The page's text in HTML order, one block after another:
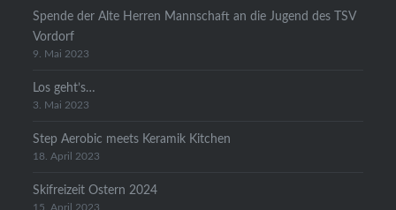
Spende der Alte Herren Mannschaft an die Jugend des TSV
Vordorf
9. Mai 2023
Los geht’s…
3. Mai 2023
Step Aerobic meets Keramik Kitchen
18. April 2023
Skifreizeit Ostern 2024
15. April 2023